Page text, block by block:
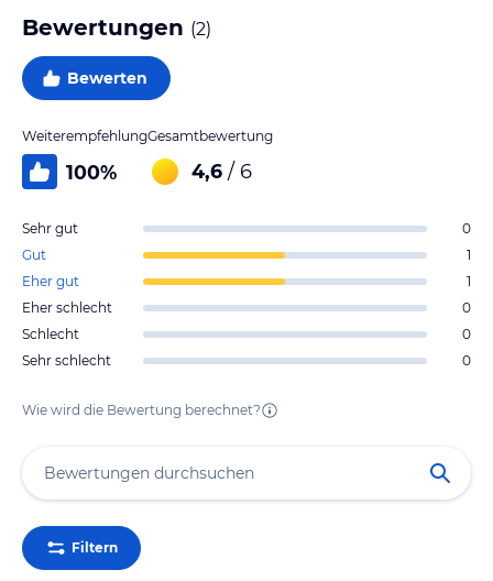
Bewertungen (2)
Bewerten
Weiterempfehlung
100%
Gesamtbewertung
4,6 / 6
Sehr gut
0
Gut
1
Eher gut
1
Eher schlecht
0
Schlecht
0
Sehr schlecht
0
Wie wird die Bewertung berechnet?
Filtern